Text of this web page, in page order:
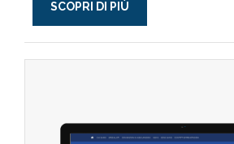
SCOPRI DI PIÙ